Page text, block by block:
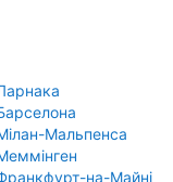
Мальпенса
на-Майні